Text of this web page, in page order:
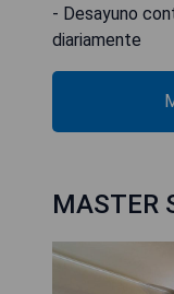
- Desayuno
diariamente
MASTER